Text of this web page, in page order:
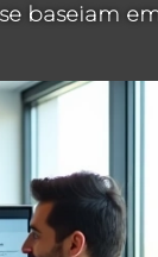
baseiam